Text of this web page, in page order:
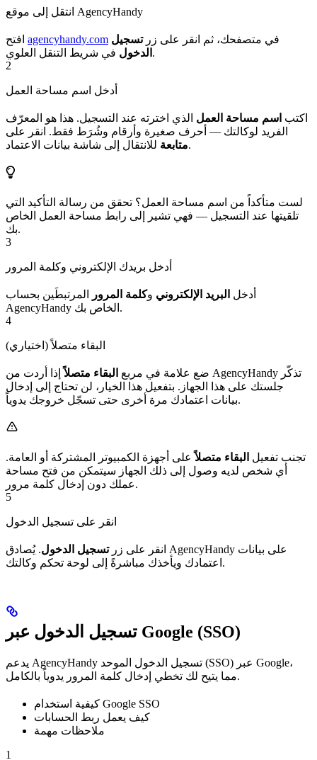
انتقل إلى موقع AgencyHandy
agencyhandy.com في متصفحك، ثم انقر على زرتسجيل
الدخول في شريط التنقل العلوي.
2
أدخل اسم مساحة العمل
اكتب اسم مساحة العمل الذي اخترته عند التسجيل. هذا هو المعرّف
الفريد لوكالتك — أحرف صغيرة وأرقام وشُرَط فقط. انقر على
متابعةللانتقال إلى شاشة بيانات الاعتماد.
لست متأكداً من اسم مساحة العمل؟ تحقق من رسالة التأكيد التي
تلقيتها عند التسجيل — فهي تشير إلى رابط مساحة العمل الخاص
بك.
3
أدخل بريدك الإلكتروني وكلمة المرور
أدخل البريد الإلكتروني وكلمة المرور
المرتبطَين بحساب
AgencyHandy الخاص بك.
4
البقاء متصلاً (اختياري)
ضع علامة في مربع البقاء متصلاًإذا أردت من AgencyHandy تذكّر
جلستك على هذا الجهاز. بتفعيل هذا الخيار، لن تحتاج إلى إدخال
بيانات اعتمادك مرة أخرى حتى تسجّل خروجك يدوياً.
تجنب تفعيل البقاء متصلاًعلى أجهزة الكمبيوتر المشتركة أو العامة.
أي شخص لديه وصول إلى ذلك الجهاز سيتمكن من فتح مساحة
عملك دون إدخال كلمة مرور.
5
انقر على تسجيل الدخول
انقر على زرتسجيل الدخول. يُصادق AgencyHandy على بيانات
اعتمادك ويأخذك مباشرةً إلى لوحة تحكم وكالتك.
تسجيل الدخول عبر Google (SSO)
يدعم AgencyHandy تسجيل الدخول الموحد (SSO) عبر Google،
مما يتيح لك تخطي إدخال كلمة المرور يدوياً بالكامل.
كيفية استخدام Google SSO
كيف يعمل ربط الحسابات
ملاحظات مهمة
1